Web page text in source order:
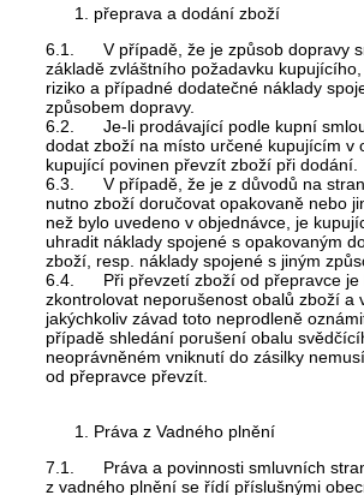
přeprava a dodání zboží
6.1. V případě, že je způsob dopravy
základě zvláštního požadavku
riziko a případné dodatečné náklady
způsobem dopravy.
6.2. Je-li prodávající podle kupní
dodat zboží na místo určené kupujícím v
kupující povinen převzít zboží při dodání.
6.3. V případě, že je z důvodů na
nutno zboží doručovat opakovaně nebo
než bylo uvedeno v objednávce, je
uhradit náklady spojené s opakovaným
zboží, resp. náklady spojené s jiným
6.4. Při převzetí zboží od přepravce je
zkontrolovat neporušenost obalů zboží a
jakýchkoliv závad toto neprodleně
případě shledání porušení obalu
neoprávněném vniknutí do zásilky
od přepravce převzít.
Práva z Vadného plnění
7.1. Práva a povinnosti smluvních
z vadného plnění se řídí příslušnými